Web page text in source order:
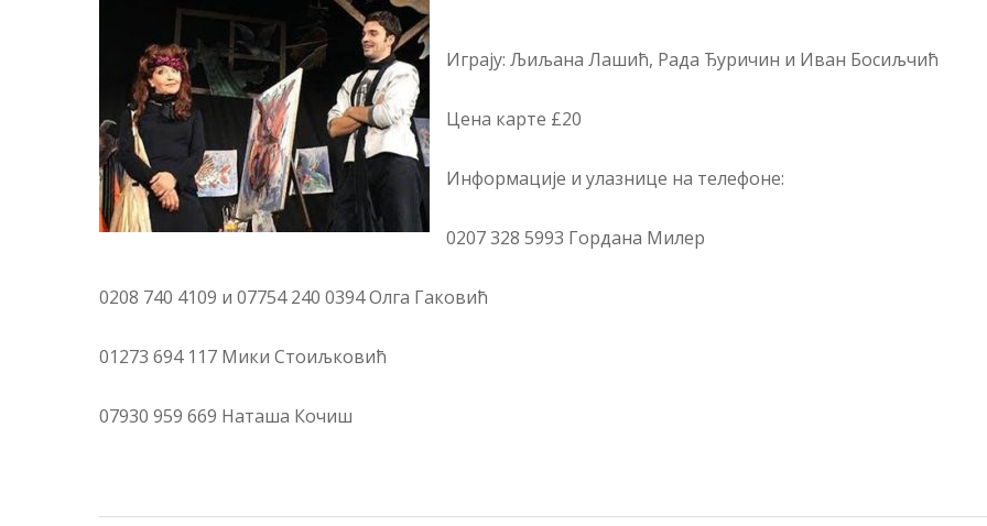
Играју: Љиљана Лашић, Рада Ђуричин и Иван Босиљчић
Цена карте £20
Информације и улазнице на телефоне:
0207 328 5993 Гордана Милер
0208 740 4109 и 07754 240 0394 Олга Гаковић
01273 694 117 Мики Стоиљковић
07930 959 669 Наташа Кочиш